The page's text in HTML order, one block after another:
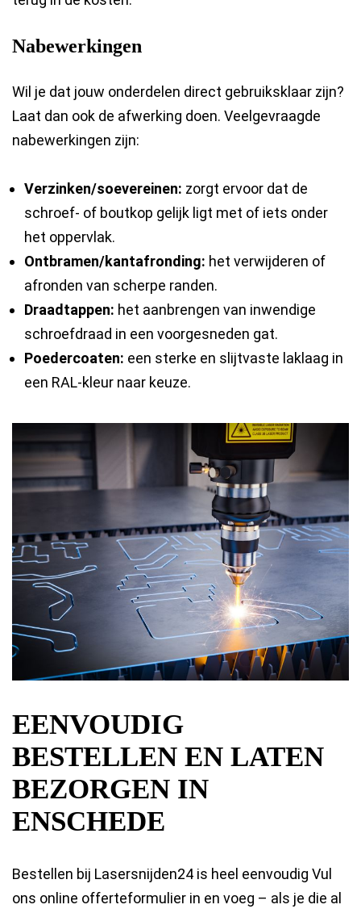
Nabewerkingen
Wil je dat jouw onderdelen direct gebruiksklaar zijn?
Laat dan ook de afwerking doen. Veelgevraagde
nabewerkingen zijn:
Verzinken/soevereinen: zorgt ervoor dat de
schroef- of boutkop gelijk ligt met of iets onder
het oppervlak.
Ontbramen/kantafronding: het verwijderen of
afronden van scherpe randen.
Draadtappen: het aanbrengen van inwendige
schroefdraad in een voorgesneden gat.
Poedercoaten: een sterke en slijtvaste laklaag in
een RAL-kleur naar keuze.
EENVOUDIG
BESTELLEN EN LATEN
BEZORGEN IN
ENSCHEDE
Bestellen bij Lasersnijden24 is heel eenvoudig Vul
ons online offerteformulier in en voeg – als je die al